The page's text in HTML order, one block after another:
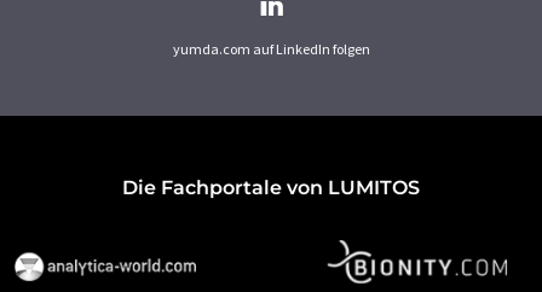
yumda.com auf LinkedIn folgen
Die Fachportale von LUMITOS